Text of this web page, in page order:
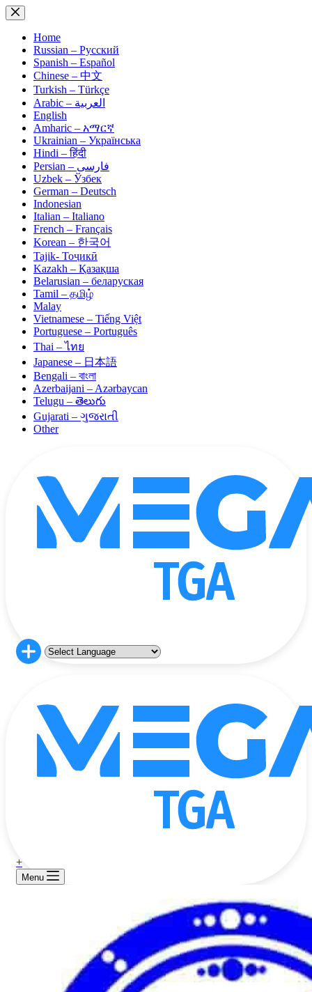
Skip
to
contentHome
Russian – Русский
Spanish – Español
Chinese – 中文
Turkish – Türkçe
Arabic – العربية
English
Amharic – አማርኛ
Ukrainian – Українська
Hindi – हिंदी
Persian – فارسی
Uzbek – Ўзбек
German – Deutsch
Indonesian
Italian – Italiano
French – Français
Korean – 한국어
Tajik- Тоҷикӣ
Kazakh – Қазақша
Belarusian – беларуская
Tamil – தமிழ்
Malay
Vietnamese – Tiếng Việt
Portuguese – Português
Thai – ไทย
Japanese – 日本語
Bengali – বাংলা
Azerbaijani – Azərbaycan
Telugu – తెలుగు
Gujarati – ગુજરાતી
Other
+
Menu